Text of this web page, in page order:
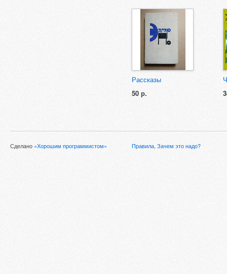
Рассказы
50 р.
Сделано «Хорошим программистом» Правила, Зачем это надо?